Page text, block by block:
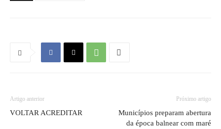
Artigo anterior
VOLTAR ACREDITAR
Próximo artigo
Municípios preparam abertura
da época balnear com maré